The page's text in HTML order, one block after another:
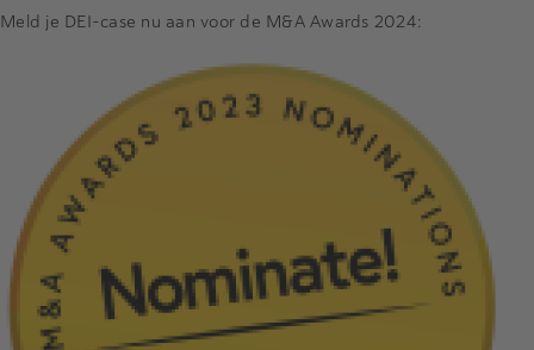
Meld je DEI-case nu aan voor de M&A Awards 2024: